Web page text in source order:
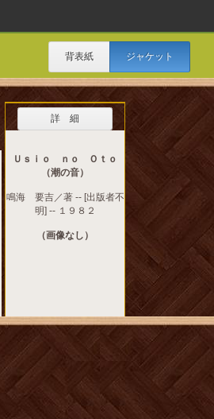
背表紙 ジャケット
詳 細
Ｕｓｉｏ ｎｏ Ｏｔｏ
（潮の音）
鳴海 要吉／著 -- [出版者不
明] -- １９８２
（画像なし）